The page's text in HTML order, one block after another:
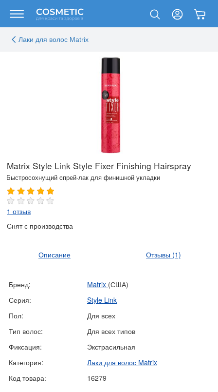
Лаки для волос Matrix
Matrix Style Link Style Fixer Finishing Hairspray
Быстросохнущий cпрей-лак для финишной укладки
1 отзыв
Снят с производства
Описание Отзывы (1)
Бренд: Matrix (США)
Серия:
Style Link
Пол:
Для всех
Тип волос:
Для всех типов
Фиксация:
Экстрасильная
Категория:
Лаки для волос Matrix
Код товара:
16279